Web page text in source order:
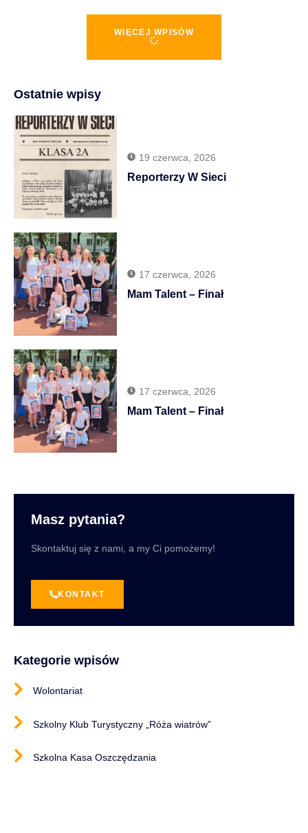
WIĘCEJ WPISÓW
Ostatnie wpisy
19 czerwca, 2026
Reporterzy W Sieci
17 czerwca, 2026
Mam Talent – Finał
17 czerwca, 2026
Mam Talent – Finał
Masz pytania?
Skontaktuj się z nami, a my Ci pomożemy!
KONTAKT
Kategorie wpisów
Wolontariat
Szkolny Klub Turystyczny „Róża wiatrów”
Szkolna Kasa Oszczędzania